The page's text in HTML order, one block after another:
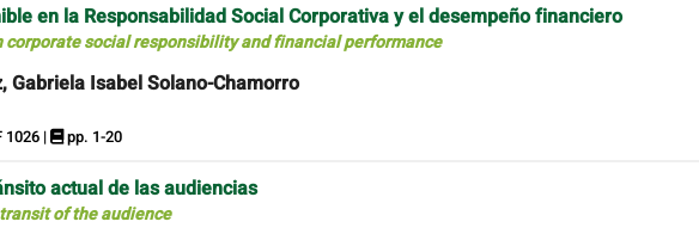
en la Responsabilidad Social Corporativa y el desempeño financiero
social responsibility and financial performance
Gabriela Isabel Solano-Chamorro
1026 | pp. 1-20
actual de las audiencias
of the audience